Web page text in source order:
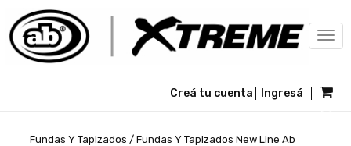
Creá tu cuenta Ingresá
Fundas Y Tapizados / Fundas Y Tapizados New Line Ab